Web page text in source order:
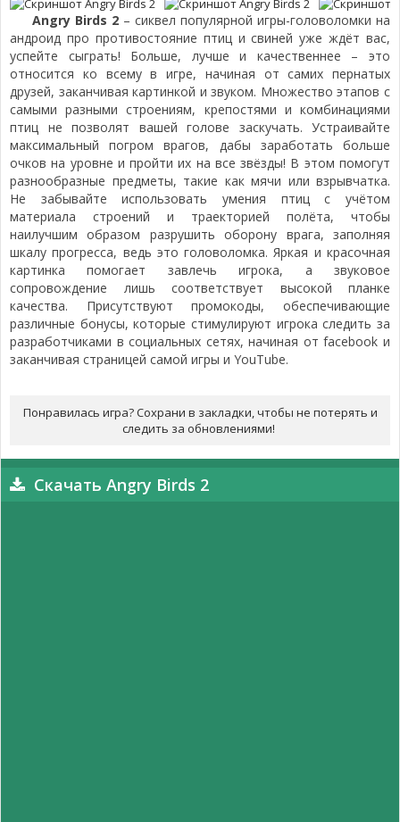
Angry Birds 2 – сиквел популярной игры-головоломки на
андроид про противостояние птиц и свиней уже ждёт вас,
успейте сыграть! Больше, лучше и качественнее – это
относится ко всему в игре, начиная от самих пернатых
друзей, заканчивая картинкой и звуком. Множество этапов с
самыми разными строениям, крепостями и комбинациями
птиц не позволят вашей голове заскучать. Устраивайте
максимальный погром врагов, дабы заработать больше
очков на уровне и пройти их на все звёзды! В этом помогут
разнообразные предметы, такие как мячи или взрывчатка.
Не забывайте использовать умения птиц с учётом
материала строений и траекторией полёта, чтобы
наилучшим образом разрушить оборону врага, заполняя
шкалу прогресса, ведь это головоломка. Яркая и красочная
картинка помогает завлечь игрока, а звуковое
сопровождение лишь соответствует высокой планке
качества. Присутствуют промокоды, обеспечивающие
различные бонусы, которые стимулируют игрока следить за
разработчиками в социальных сетях, начиная от facebook и
заканчивая страницей самой игры и YouTube.
Понравилась игра? Сохрани в закладки, чтобы не потерять и
следить за обновлениями!
Скачать Angry Birds 2